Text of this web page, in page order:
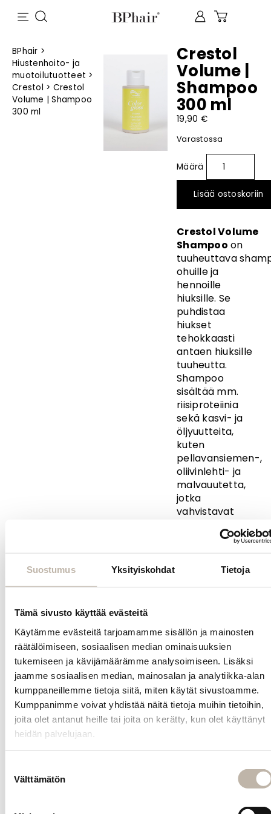
Suostumus Yksityiskohdat Tietoja
Tämä sivusto käyttää evästeitä
Käytämme evästeitä tarjoamamme sisällön ja mainosten
räätälöimiseen, sosiaalisen median ominaisuuksien
tukemiseen ja kävijämäärämme analysoimiseen. Lisäksi
jaamme sosiaalisen median, mainosalan ja analytiikka-alan
kumppaneillemme tietoja siitä, miten käytät sivustoamme.
Kumppanimme voivat yhdistää näitä tietoja muihin tietoihin,
joita olet antanut heille tai joita on kerätty, kun olet käyttänyt
heidän palvelujaan.
valinta
Välttämätön
BPhair >
Hiustenhoito- ja
muotoilutuotteet >
Crestol > Crestol
Volume | Shampoo
300 ml
Crestol
Volume |
Shampoo
300 ml
19,90 €
Varastossa
Lisää ostoskoriin
Crestol Volume
Shampoo on
tuuheuttava
ohuille ja
hennoille
hiuksille. Se
puhdistaa
hiukset
tehokkaasti
antaen hiuksille
tuuheutta.
Shampoo
sisältää mm.
riisiproteiinia
sekä kasvi- ja
öljyuutteita,
kuten
pellavansiemen-,
oliivinlehti- ja
malvauutetta,
jotka
vahvistavat
rakennetta,
suojaavat
ulkoiselta
sekä antavat
on vegaaninen
ja SLS/SLES-
vapaa.
tuotteesta